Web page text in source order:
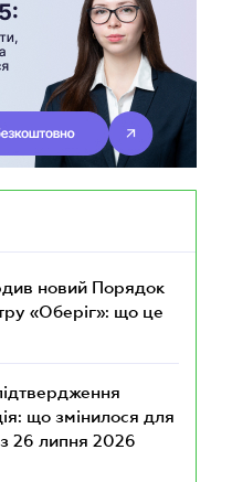
новий Порядок
«Оберіг»: що це
що змінилося для
26 липня 2026